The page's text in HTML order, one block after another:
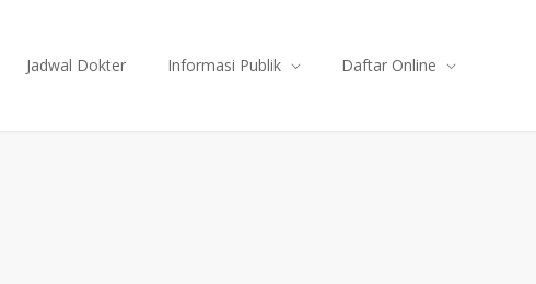
Jadwal Dokter Informasi Publik Daftar Online